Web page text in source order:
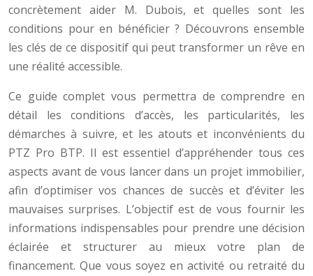
concrètement aider M. Dubois, et quelles sont les
conditions pour en bénéficier ? Découvrons ensemble
les clés de ce dispositif qui peut transformer un rêve en
une réalité accessible.
Ce guide complet vous permettra de comprendre en
détail les conditions d’accès, les particularités, les
démarches à suivre, et les atouts et inconvénients du
PTZ Pro BTP. Il est essentiel d’appréhender tous ces
aspects avant de vous lancer dans un projet immobilier,
afin d’optimiser vos chances de succès et d’éviter les
mauvaises surprises. L’objectif est de vous fournir les
informations indispensables pour prendre une décision
éclairée et structurer au mieux votre plan de
financement. Que vous soyez en activité ou retraité du